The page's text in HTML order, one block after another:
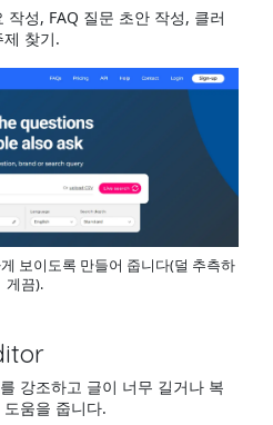
작성, FAQ 질문 초안 작성, 클러
찾기.
보이도록 만들어 줍니다(덜 추측하
게끔).
강조하고 글이 너무 길거나 복
움을 줍니다.